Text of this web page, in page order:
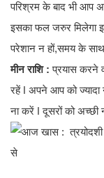
परिश्रम के बाद भी आप
इसका फल जरुर मिलेगा
परेशान न हों,समय के साथ
मीन राशि : प्रयास करने
रहें ǀ अपने आप को
ना करें ǀ दूसरों को अच्छी